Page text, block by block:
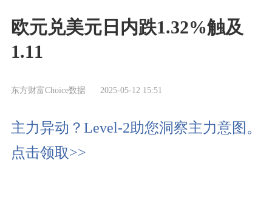
欧元兑美元日内跌1.32%触及
1.11
东方财富Choice数据 2025-05-12 15:51
主力异动？Level-2助您洞察主力意图。
点击领取>>